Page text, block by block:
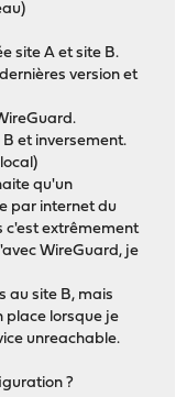
site A et site B.
version et
et inversement.
qu'un
par internet du
c'est extrêmement
WireGuard, je
au site B, mais
place lorsque je
unreachable.
?